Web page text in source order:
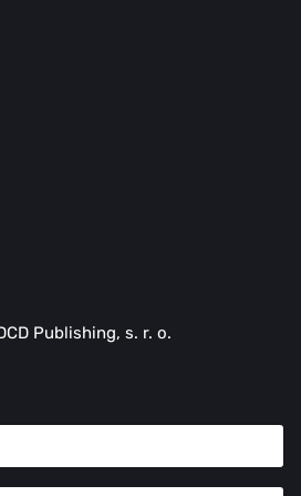
Publishing, s. r. o.